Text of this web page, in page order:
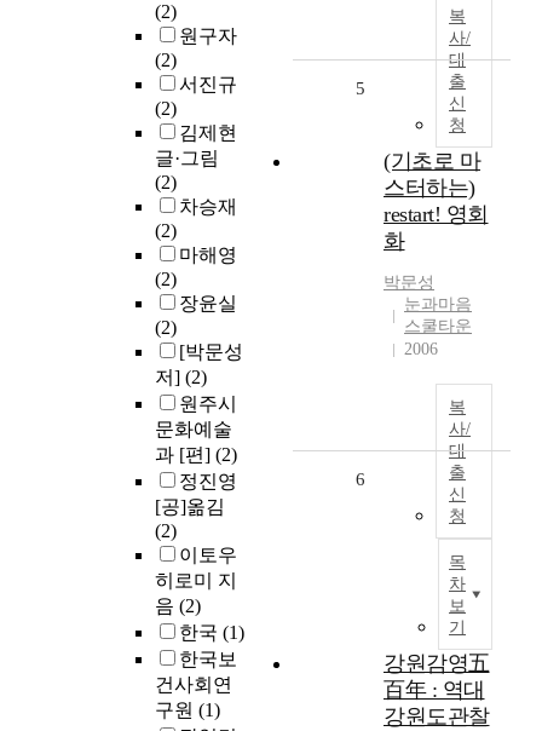
(2)
원구자
(2)
서진규
(2)
김제현
글·그림
(2)
차승재
(2)
마해영
(2)
장윤실
(2)
[박문성
저] (2)
원주시
문화예술
과 [편] (2)
정진영
[공]옮김
(2)
이토우
히로미 지
음 (2)
한국 (1)
한국보
건사회연
구원 (1)
복
사/
대
출
신
청
5
(기초로 마
스터하는)
restart! 영회
화
박문성
눈과마음
스쿨타운
2006
복
사/
대
출
신
청
목
차
보
기
6
강원감영五
百年 : 역대
강원도관찰